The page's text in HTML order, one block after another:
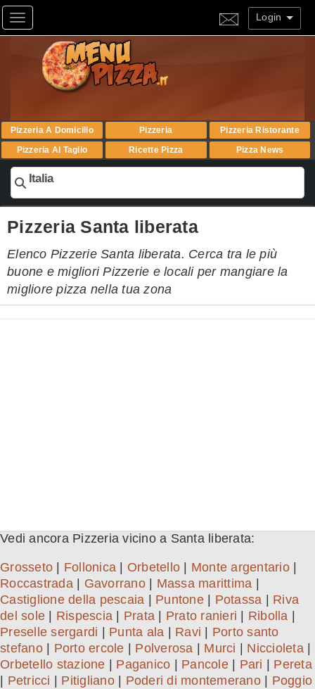
Toggle navigation Login
Pizzeria A Domicilio Pizzeria
Pizzeria Ristorante
Pizzeria Al Taglio
Ricette Pizza Pizza News
Italia
Pizzeria Santa liberata
Elenco Pizzerie Santa liberata. Cerca tra le più
buone e migliori Pizzerie e locali per mangiare la
migliore pizza nella tua zona
Vedi ancora Pizzeria vicino a Santa liberata:
Grosseto Follonica Orbetello Monte argentario|
Roccastrada| Gavorrano| Massa marittima
Castiglione della pescaia
Puntone| Potassa
Riva
del sole
Rispescia Prata Prato ranieri Ribolla
Preselle sergardi
Punta ala Ravi
Porto santo
stefano| Porto ercole Polverosa Murci Niccioleta|
Orbetello stazione
Paganico Pancole| Pari
Pereta
Petricci Pitigliano| Poderi di montemerano| Poggio